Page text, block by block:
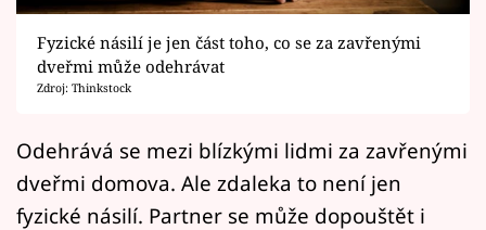
Filmový festival Karlovy Vary
Pořady
Přihlášení
Fyzické násilí je jen část toho, co se za zavřenými
dveřmi může odehrávat
Zdroj: Thinkstock
Odehrává se mezi blízkými lidmi za zavřenými
dveřmi domova. Ale zdaleka to není jen
fyzické násilí. Partner se může dopouštět i